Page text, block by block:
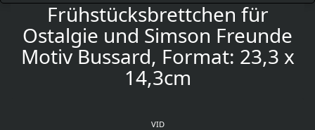
Frühstücksbrettchen für
Ostalgie und Simson Freunde
Motiv Bussard, Format: 23,3 x
14,3cm
VID